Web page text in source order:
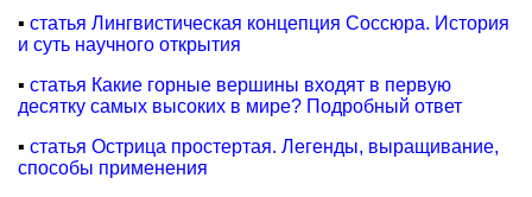
▪ статья Лингвистическая концепция Соссюра. История
и суть научного открытия
▪ статья Какие горные вершины входят в первую
десятку самых высоких в мире? Подробный ответ
▪ статья Острица простертая. Легенды, выращивание,
способы применения